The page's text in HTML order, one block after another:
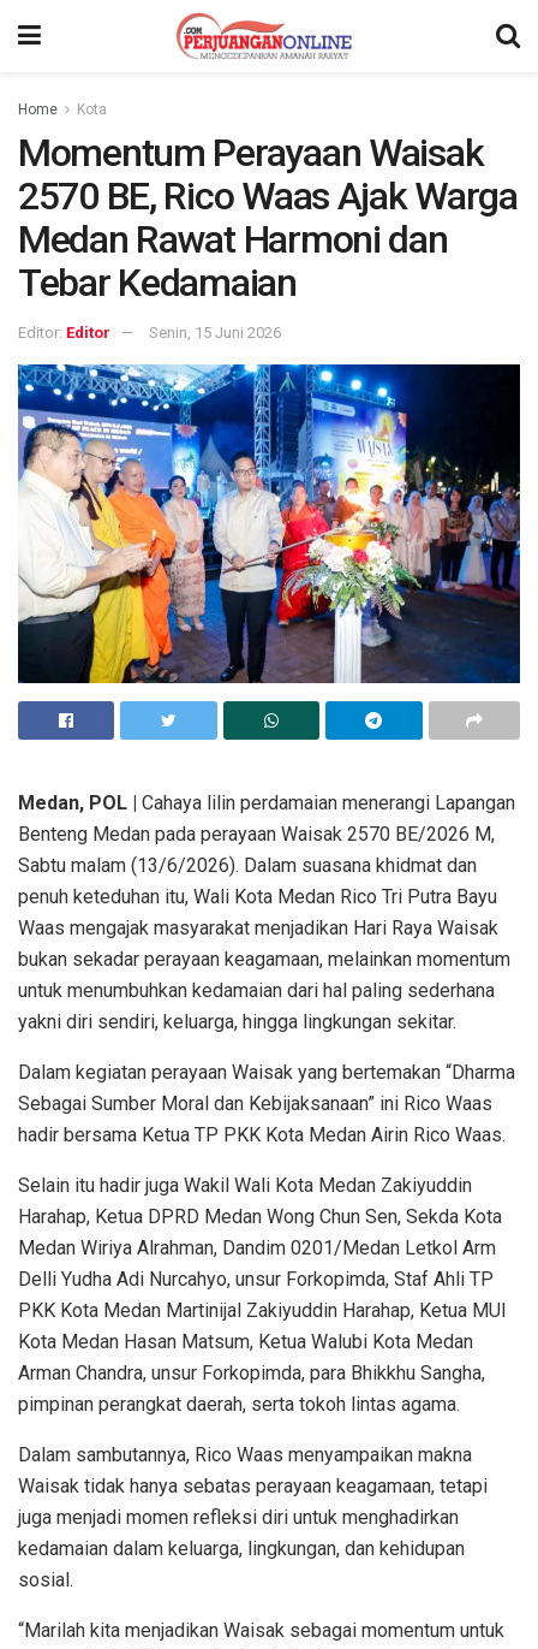
Home Kota
Momentum Perayaan Waisak
2570 BE, Rico Waas Ajak Warga
Medan Rawat Harmoni dan
Tebar Kedamaian
Editor: Editor Senin, 15 Juni 2026
Medan, POL | Cahaya lilin perdamaian menerangi Lapangan
Benteng Medan pada perayaan Waisak 2570 BE/2026 M,
Sabtu malam (13/6/2026). Dalam suasana khidmat dan
penuh keteduhan itu, Wali Kota Medan Rico Tri Putra Bayu
Waas mengajak masyarakat menjadikan Hari Raya Waisak
bukan sekadar perayaan keagamaan, melainkan momentum
untuk menumbuhkan kedamaian dari hal paling sederhana
yakni diri sendiri, keluarga, hingga lingkungan sekitar.
Dalam kegiatan perayaan Waisak yang bertemakan “Dharma
Sebagai Sumber Moral dan Kebijaksanaan” ini Rico Waas
hadir bersama Ketua TP PKK Kota Medan Airin Rico Waas.
Selain itu hadir juga Wakil Wali Kota Medan Zakiyuddin
Harahap, Ketua DPRD Medan Wong Chun Sen, Sekda Kota
Medan Wiriya Alrahman, Dandim 0201/Medan Letkol Arm
Delli Yudha Adi Nurcahyo, unsur Forkopimda, Staf Ahli TP
PKK Kota Medan Martinijal Zakiyuddin Harahap, Ketua MUI
Kota Medan Hasan Matsum, Ketua Walubi Kota Medan
Arman Chandra, unsur Forkopimda, para Bhikkhu Sangha,
pimpinan perangkat daerah, serta tokoh lintas agama.
Dalam sambutannya, Rico Waas menyampaikan makna
Waisak tidak hanya sebatas perayaan keagamaan, tetapi
juga menjadi momen refleksi diri untuk menghadirkan
kedamaian dalam keluarga, lingkungan, dan kehidupan
sosial.
“Marilah kita menjadikan Waisak sebagai momentum untuk